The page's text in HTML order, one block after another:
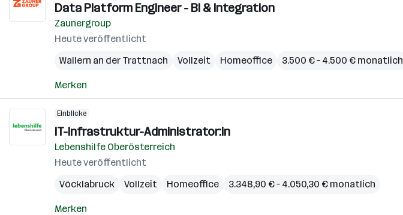
Data Platform Engineer - BI & Integration
Zaunergroup
Heute veröffentlicht
Wallern an der Trattnach
Vollzeit Homeoffice 3.500 € – 4.500 € monatlich
Merken
Einblicke
IT-Infrastruktur-Administrator:in
Lebenshilfe Oberösterreich
Heute veröffentlicht
Vöcklabruck
Vollzeit Homeoffice 3.348,90 € – 4.050,30 € monatlich
Merken